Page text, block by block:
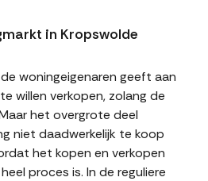
in Kropswolde
woningeigenaren geeft aan
willen verkopen, zolang de
het overgrote deel
niet daadwerkelijk te koop
het kopen en verkopen
proces is. In de reguliere